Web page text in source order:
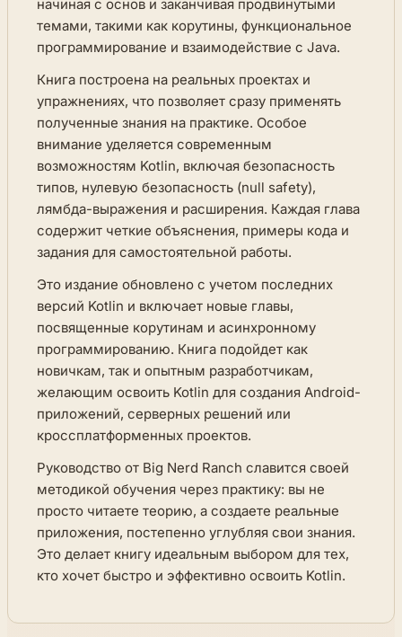
начиная с основ и заканчивая продвинутыми
темами, такими как корутины, функциональное
программирование и взаимодействие с Java.
Книга построена на реальных проектах и
упражнениях, что позволяет сразу применять
полученные знания на практике. Особое
внимание уделяется современным
возможностям Kotlin, включая безопасность
типов, нулевую безопасность (null safety),
лямбда-выражения и расширения. Каждая глава
содержит четкие объяснения, примеры кода и
задания для самостоятельной работы.
Это издание обновлено с учетом последних
версий Kotlin и включает новые главы,
посвященные корутинам и асинхронному
программированию. Книга подойдет как
новичкам, так и опытным разработчикам,
желающим освоить Kotlin для создания Android-
приложений, серверных решений или
кроссплатформенных проектов.
Руководство от Big Nerd Ranch славится своей
методикой обучения через практику: вы не
просто читаете теорию, а создаете реальные
приложения, постепенно углубляя свои знания.
Это делает книгу идеальным выбором для тех,
кто хочет быстро и эффективно освоить Kotlin.